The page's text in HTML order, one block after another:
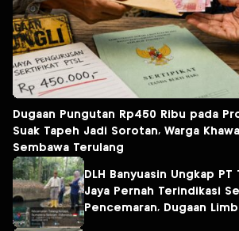
Dugaan Pungutan Rp450 Ribu pada
Suak Tapeh Jadi Sorotan, Warga
Sembawa Terulang
DLH Banyuasin Ungkap
Jaya Pernah Terindikasi
Pencemaran, Dugaan